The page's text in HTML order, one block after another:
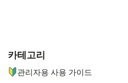
ナビゲーションメニュー
카테고리
관리자용 사용 가이드